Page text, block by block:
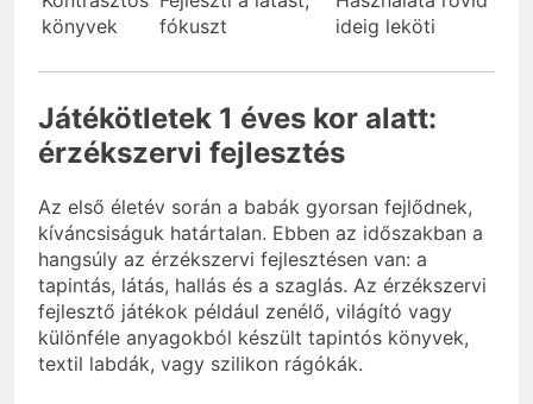
könyvek
fókuszt
ideig leköti
Játékötletek 1 éves kor alatt:
érzékszervi fejlesztés
Az első életév során a babák gyorsan fejlődnek,
kíváncsiságuk határtalan. Ebben az időszakban a
hangsúly az érzékszervi fejlesztésen van: a
tapintás, látás, hallás és a szaglás. Az érzékszervi
fejlesztő játékok például zenélő, világító vagy
különféle anyagokból készült tapintós könyvek,
textil labdák, vagy szilikon rágókák.